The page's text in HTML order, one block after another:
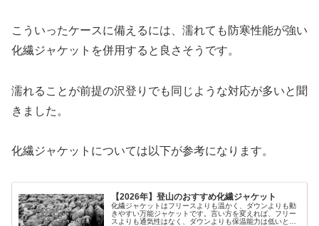
こういったケースに備えるには、濡れても防寒性能が強い
化繊ジャケットを併用すると良さそうです。
濡れることが前提の沢登りでも同じような対応が多いと聞
きました。
化繊ジャケットについては以下が参考になります。
【2026年】登山のおすすめ化繊ジャケット
化繊ジャケットはフリースよりも温かく、ダウンよりも動
きやすい万能ジャケットです。言い方を変えれば、フリー
スよりも通気性はなく、ダウンよりも保温能力は低いとい